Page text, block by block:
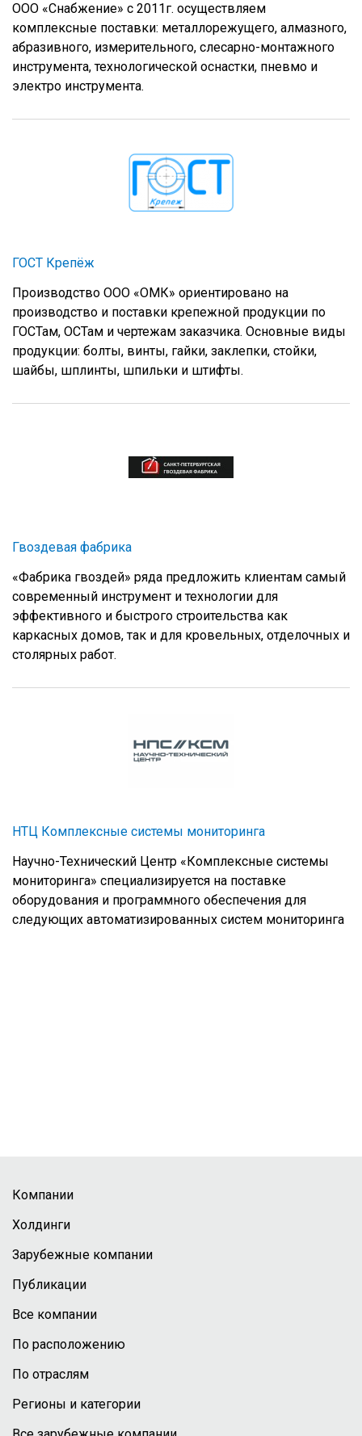
ООО «Снабжение» с 2011г. осуществляем
комплексные поставки: металлорежущего, алмазного,
абразивного, измерительного, слесарно-монтажного
инструмента, технологической оснастки, пневмо и
электро инструмента.
ГОСТ Крепёж
Производство ООО «ОМК» ориентировано на
производство и поставки крепежной продукции по
ГОСТам, ОСТам и чертежам заказчика. Основные виды
продукции: болты, винты, гайки, заклепки, стойки,
шайбы, шплинты, шпильки и штифты.
Гвоздевая фабрика
«Фабрика гвоздей» ряда предложить клиентам самый
современный инструмент и технологии для
эффективного и быстрого строительства как
каркасных домов, так и для кровельных, отделочных и
столярных работ.
НТЦ Комплексные системы мониторинга
Научно-Технический Центр «Комплексные системы
мониторинга» специализируется на поставке
оборудования и программного обеспечения для
следующих автоматизированных систем мониторинга
Компании
Холдинги
Зарубежные компании
Публикации
Все компании
По расположению
По отраслям
Регионы и категории